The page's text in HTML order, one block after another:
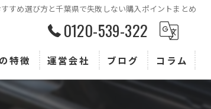
すめ選び方と千葉県で失敗しない購入ポイントまとめ
0120-539-322
特徴 運営会社 ブログ コラム